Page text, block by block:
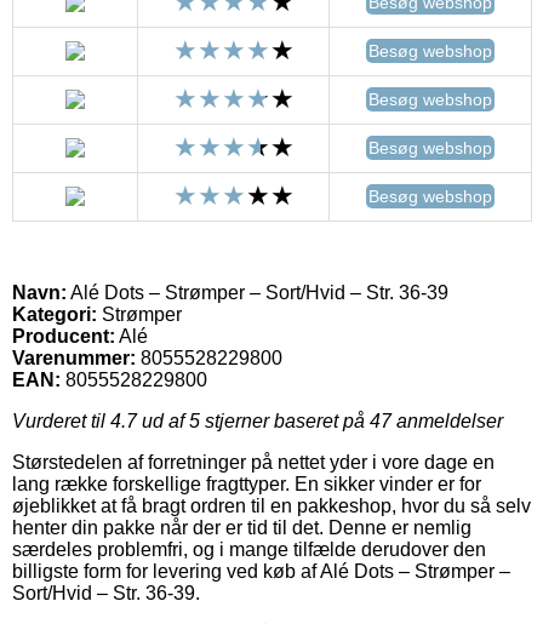
Besøg webshop
Besøg webshop
Besøg webshop
Besøg webshop
Navn: Alé Dots – Strømper – Sort/Hvid – Str. 36-39
Kategori: Strømper
Producent: Alé
Varenummer: 8055528229800
EAN: 8055528229800
Vurderet til 4.7ud af 5 stjerner baseret på 47anmeldelser
Størstedelen af forretninger på nettet yder i vore dage en
lang række forskellige fragttyper. En sikker vinder er for
øjeblikket at få bragt ordren til en pakkeshop, hvor du så selv
henter din pakke når der er tid til det. Denne er nemlig
særdeles problemfri, og i mange tilfælde derudover den
billigste form for levering ved køb af Alé Dots – Strømper –
Sort/Hvid – Str. 36-39.